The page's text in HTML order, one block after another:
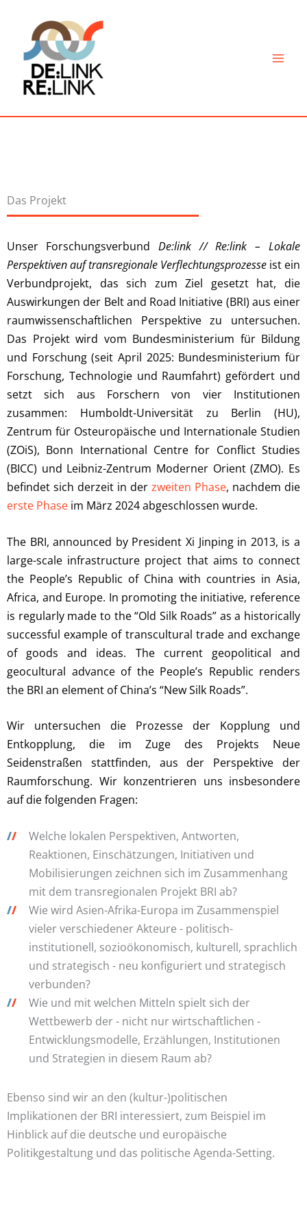
content
Das Projekt
Unser Forschungsverbund De:link // Re:link – Lokale
Perspektiven auf transregionale Verflechtungsprozesse ist ein
Verbundprojekt, das sich zum Ziel gesetzt hat, die
Auswirkungen der Belt and Road Initiative (BRI) aus einer
raumwissenschaftlichen Perspektive zu untersuchen.
Das Projekt wird vom Bundesministerium für Bildung
und Forschung (seit April 2025: Bundesministerium für
Forschung, Technologie und Raumfahrt) gefördert und
setzt sich aus Forschern von vier Institutionen
zusammen: Humboldt-Universität zu Berlin (HU),
Zentrum für Osteuropäische und Internationale Studien
(ZOiS), Bonn International Centre for Conflict Studies
(BICC) und Leibniz-Zentrum Moderner Orient (ZMO). Es
befindet sich derzeit in der zweiten Phase, nachdem die
erste Phase im März 2024 abgeschlossen wurde.
The BRI, announced by President Xi Jinping in 2013, is a
large-scale infrastructure project that aims to connect
the People’s Republic of China with countries in Asia,
Africa, and Europe. In promoting the initiative, reference
is regularly made to the “Old Silk Roads” as a historically
successful example of transcultural trade and exchange
of goods and ideas. The current geopolitical and
geocultural advance of the People’s Republic renders
the BRI an element of China’s “New Silk Roads”.
Wir untersuchen die Prozesse der Kopplung und
Entkopplung, die im Zuge des Projekts Neue
Seidenstraßen stattfinden, aus der Perspektive der
Raumforschung. Wir konzentrieren uns insbesondere
auf die folgenden Fragen:
//
Welche lokalen Perspektiven, Antworten,
Reaktionen, Einschätzungen, Initiativen und
Mobilisierungen zeichnen sich im Zusammenhang
mit dem transregionalen Projekt BRI ab?
//
Wie wird Asien-Afrika-Europa im Zusammenspiel
vieler verschiedener Akteure - politisch-
institutionell, sozioökonomisch, kulturell, sprachlich
und strategisch - neu konfiguriert und strategisch
verbunden?
//
Wie und mit welchen Mitteln spielt sich der
Wettbewerb der - nicht nur wirtschaftlichen -
Entwicklungsmodelle, Erzählungen, Institutionen
und Strategien in diesem Raum ab?
Ebenso sind wir an den (kultur-)politischen
Implikationen der BRI interessiert, zum Beispiel im
Hinblick auf die deutsche und europäische
Politikgestaltung und das politische Agenda-Setting.